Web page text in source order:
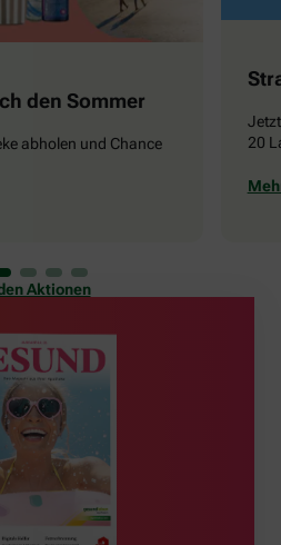
den Sommer
abholen und Chance
20
Aktionen